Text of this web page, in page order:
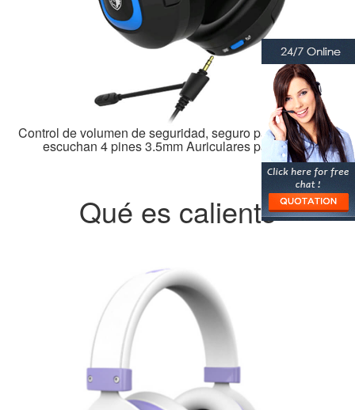
Control de volumen de seguridad, seguro para niños que
escuchan 4 pines 3.5mm Auriculares para niños
Qué es caliente